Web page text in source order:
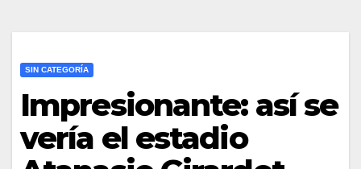
SIN CATEGORÍA
Impresionante: así se
vería el estadio